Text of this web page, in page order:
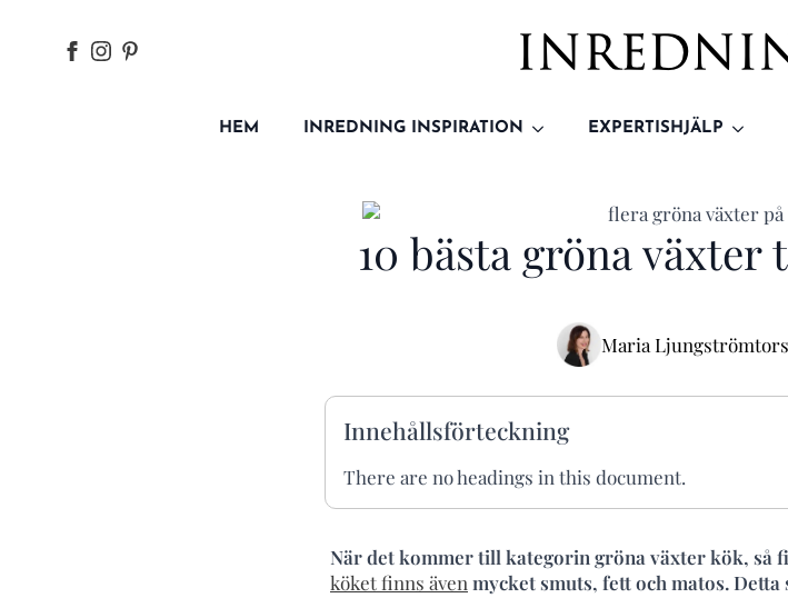
HEM INREDNING INSPIRATION EXPERTISHJÄLP
10 bästa gröna
Maria Ljungström
Innehållsförteckning
There are no headings in this document.
När det kommer till kategorin gröna växter kök, så
köket finns även mycket smuts, fett och matos.